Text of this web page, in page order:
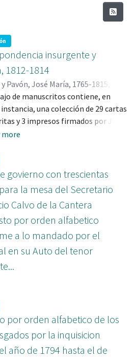
insurgente y
1812-1814
Pavón, José María, 1765-1815,
de manuscritos contiene, en
una colección de 29 cartas
y 3 impresos firmados por José
y Pavón, dirigidas a Carlos
y 1814. Asimismo, el legajo
carta de Agustín de Quiroga y
Luis de Iturribarría, fechada en
el 21 de mayo de 1812, copias
de partes militares
mismos que fueron fechados
de México entre el 21 y el 28 de
de 1811. Según Alicia Tecuanhuey,
fueron publicados en El
tomo IV, (Londres, en la imprenta
17, 1811), páginas 466-475, con
de 1811, hasta 8 de enero 1812,
de un Español”. Cierra el
carta de Diego García Conde
virrey Francisco Javier Venegas
Guanajuato el 13 de diciembre de
more
govierno con trescientas
la mesa del Secretario
Calvo de la Cantera
por orden alfabetico
a lo mandado por el
en su Auto del tenor
por orden alfabetico de los
por la inquisicion
año de 1794 hasta el de